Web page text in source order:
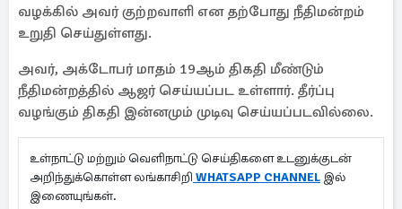
வழக்கில் அவர் குற்றவாளி என தற்போது நீதிமன்றம்
உறுதி செய்துள்ளது.
அவர், அக்டோபர் மாதம் 19ஆம் திகதி மீண்டும்
நீதிமன்றத்தில் ஆஜர் செய்யப்பட உள்ளார். தீர்ப்பு
வழங்கும் திகதி இன்னமும் முடிவு செய்யப்படவில்லை.
உள்நாட்டு மற்றும் வெளிநாட்டு செய்திகளை உடனுக்குடன்
அறிந்துக்கொள்ள லங்காசிறி WHATSAPP CHANNEL இல்
இணையுங்கள்.